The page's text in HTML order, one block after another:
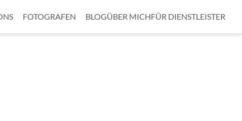
FOTOGRAFEN BLOGÜBER MICHFÜR DIENSTLEISTER